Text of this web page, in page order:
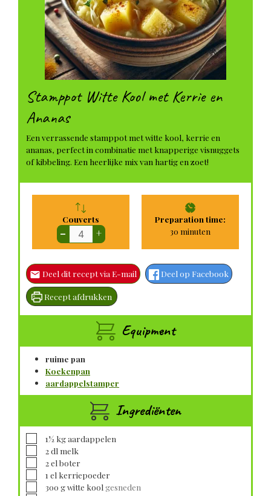
Stamppot Witte Kool met Kerrie en
Ananas
Een verrassende stamppot met witte kool, kerrie en
ananas, perfect in combinatie met knapperige visnuggets
of kibbeling. Een heerlijke mix van hartig en zoet!
Couverts
– +
Preparation time:
30 minuten
minuten
Deel dit recept via E-mail Deel op Facebook
Recept afdrukken
Equipment
ruime pan
Koekenpan
aardappelstamper
Ingrediënten
▢1½ kgaardappelen
▢
2dl melk
▢
2el boter
▢1 el kerriepoeder
▢
300 gwitte kool gesneden